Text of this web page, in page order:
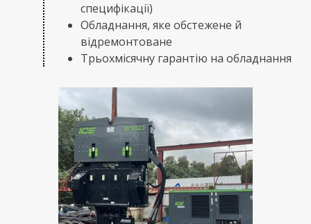
специфікації)
Обладнання, яке обстежене й
відремонтоване
Трьохмісячну гарантію на обладнання